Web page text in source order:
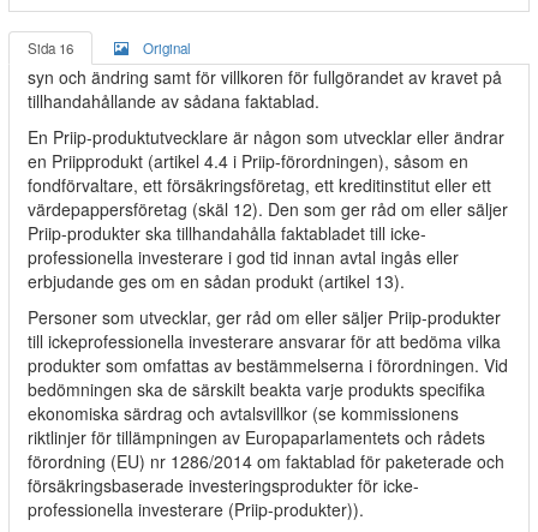
Sida 16 Original
syn och ändring samt för villkoren för fullgörandet av kravet på
tillhandahållande av sådana faktablad.
En Priip-produktutvecklare är någon som utvecklar eller ändrar
en Priipprodukt (artikel 4.4 i Priip-förordningen), såsom en
fondförvaltare, ett försäkringsföretag, ett kreditinstitut eller ett
värdepappersföretag (skäl 12). Den som ger råd om eller säljer
Priip-produkter ska tillhandahålla faktabladet till icke-
professionella investerare i god tid innan avtal ingås eller
erbjudande ges om en sådan produkt (artikel 13).
Personer som utvecklar, ger råd om eller säljer Priip-produkter
till ickeprofessionella investerare ansvarar för att bedöma vilka
produkter som omfattas av bestämmelserna i förordningen. Vid
bedömningen ska de särskilt beakta varje produkts specifika
ekonomiska särdrag och avtalsvillkor (se kommissionens
riktlinjer för tillämpningen av Europaparlamentets och rådets
förordning (EU) nr 1286/2014 om faktablad för paketerade och
försäkringsbaserade investeringsprodukter för icke-
professionella investerare (Priip-produkter)).